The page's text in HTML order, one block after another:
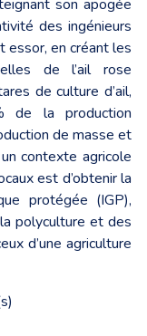
son apogée
des ingénieurs
essor, en créant les
de l’ail rose
de culture d’ail,
de la production
de masse et
contexte agricole
est d’obtenir la
protégée (IGP),
polyculture et des
d’une agriculture